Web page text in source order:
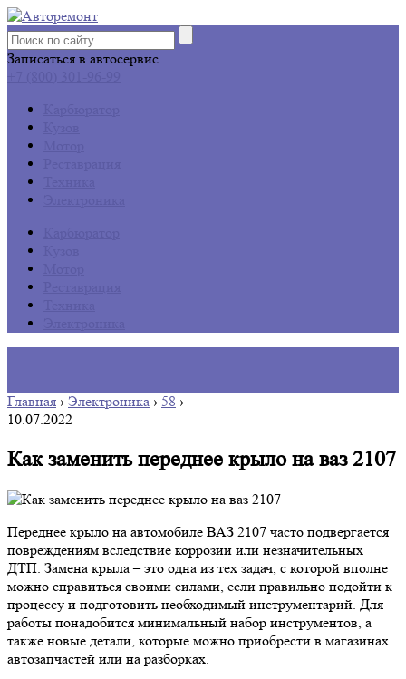
Записаться в автосервис
Главная › Электроника › 58 ›
10.07.2022
Как заменить переднее крыло на ваз 2107
Переднее крыло на автомобиле ВАЗ 2107 часто подвергается
повреждениям вследствие коррозии или незначительных
ДТП. Замена крыла – это одна из тех задач, с которой вполне
можно справиться своими силами, если правильно подойти к
процессу и подготовить необходимый инструментарий. Для
работы понадобится минимальный набор инструментов, а
также новые детали, которые можно приобрести в магазинах
автозапчастей или на разборках.